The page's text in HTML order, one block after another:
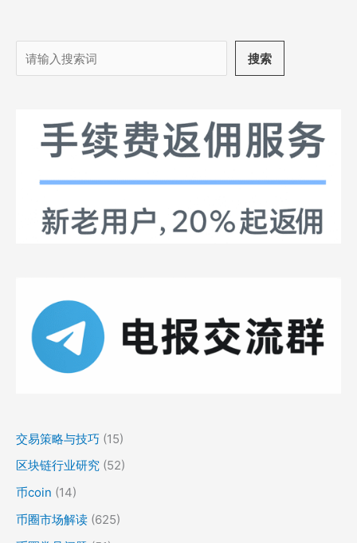
搜
索
搜索
交易策略与技巧 (15)
区块链行业研究 (52)
币coin (14)
币圈市场解读 (625)